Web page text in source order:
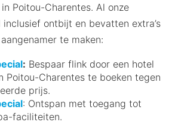
Poitou-Charentes. Al onze
ontbijt en bevatten extra’s
te maken:
: Bespaar flink door een hotel
Poitou-Charentes te boeken tegen
prijs.
: Ontspan met toegang tot
faciliteiten.